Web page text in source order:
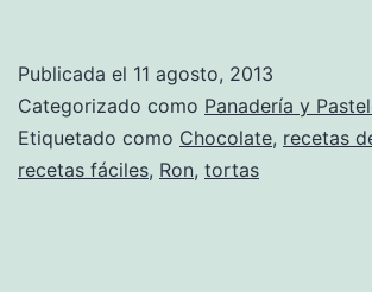
Publicada el 11 agosto, 2013
Categorizado como Panadería y
Etiquetado como Chocolate, recetas
recetas fáciles, Ron, tortas